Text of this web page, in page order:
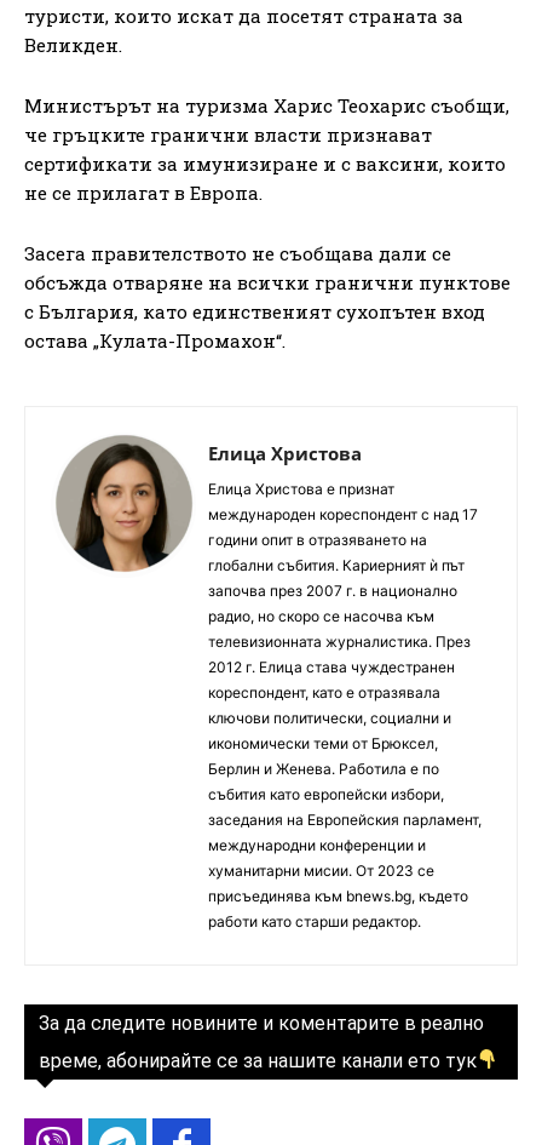
туристи, които искат да посетят страната за
Великден.
Министърът на туризма Харис Теохарис съобщи,
че гръцките гранични власти признават
сертификати за имунизиране и с ваксини, които
не се прилагат в Европа.
Засега правителството не съобщава дали се
обсъжда отваряне на всички гранични пунктове
с България, като единственият сухопътен вход
остава „Кулата-Промахон“.
Елица Христова
Елица Христова е признат
международен кореспондент с над 17
години опит в отразяването на
глобални събития. Кариерният ѝ път
започва през 2007 г. в национално
радио, но скоро се насочва към
телевизионната журналистика. През
2012 г. Елица става чуждестранен
кореспондент, като е отразявала
ключови политически, социални и
икономически теми от Брюксел,
Берлин и Женева. Работила е по
събития като европейски избори,
заседания на Европейския парламент,
международни конференции и
хуманитарни мисии. От 2023 се
присъединява към bnews.bg, където
работи като старши редактор.
За да следите новините и коментарите в реално
време, абонирайте се за нашите канали ето тук